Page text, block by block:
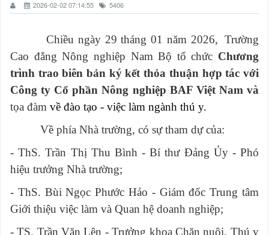
2026-02-02 07:14:55 5406
Chiều ngày 29 tháng 01 năm 2026, Trường
Cao đẳng Nông nghiệp Nam Bộ tổ chức Chương
trình trao biên bản ký kết thỏa thuận hợp tác với
Công ty Cổ phần Nông nghiệp BAF Việt Nam và
tọa đàm về đào tạo - việc làm ngành thú y.
Về phía Nhà trường, có sự tham dự của:
- ThS. Trần Thị Thu Bình - Bí thư Đảng Ủy - Phó
hiệu trưởng Nhà trường;
- ThS. Bùi Ngọc Phước Hảo - Giám đốc Trung tâm
Giới thiệu việc làm và Quan hệ doanh nghiệp;
- TS. Trần Văn Lên - Trưởng khoa Chăn nuôi, Thú y